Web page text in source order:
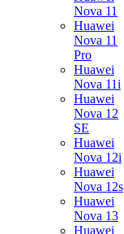
Nova 11
Huawei
Nova 11
Pro
Huawei
Nova 11i
Huawei
Nova 12
SE
Huawei
Nova 12i
Huawei
Nova 12s
Huawei
Nova 13
Huawei